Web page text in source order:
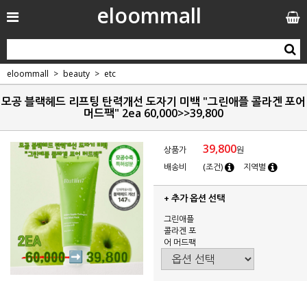
eloommall
eloommall beauty etc
모공 블랙헤드 리프팅 탄력개선 도자기 미백 "그린애플 콜라겐 포어
머드팩" 2ea 60,000>>39,800
상품가 39,800원
배송비
(조건) 지역별
+ 추가 옵션 선택
그린애플
콜라겐 포
어 머드팩